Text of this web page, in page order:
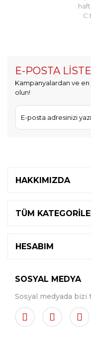
E-POSTA
Kampanyalardan ve
olun!
HAKKIMIZDA
TÜM
HESABIM
SOSYAL MEDYA
Sosyal medyada